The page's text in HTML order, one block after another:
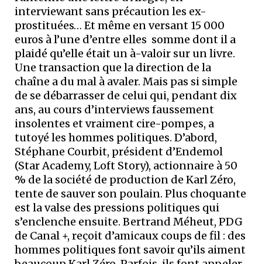
interviewant sans précaution les ex-
prostituées… Et même en versant 15 000
euros à l’une d’entre elles ­ somme dont il a
plaidé qu’elle était un à-valoir sur un livre.
Une transaction que la direction de la
chaîne a du mal à avaler. Mais pas si simple
de se débarrasser de celui qui, pendant dix
ans, au cours d’interviews faussement
insolentes et vraiment cire-pompes, a
tutoyé les hommes politiques. D’abord,
Stéphane Courbit, président d’Endemol
(Star Academy, Loft Story), actionnaire à 50
% de la société de production de Karl Zéro,
tente de sauver son poulain. Plus choquante
est la valse des pressions politiques qui
s’enclenche ensuite. Bertrand Méheut, PDG
de Canal +, reçoit d’amicaux coups de fil : des
hommes politiques font savoir qu’ils aiment